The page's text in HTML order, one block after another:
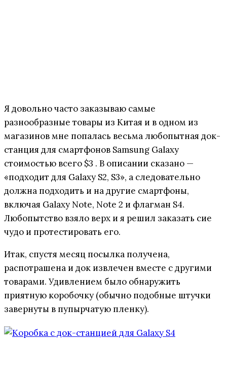
Я довольно часто заказываю самые
разнообразные товары из Китая и в одном из
магазинов мне попалась весьма любопытная док-
станция для смартфонов Samsung Galaxy
стоимостью всего $3 . В описании сказано —
«подходит для Galaxy S2, S3», а следовательно
должна подходить и на другие смартфоны,
включая Galaxy Note, Note 2 и флагман S4.
Любопытство взяло верх и я решил заказать сие
чудо и протестировать его.
Итак, спустя месяц посылка получена,
распотрашена и док извлечен вместе с другими
товарами. Удивлением было обнаружить
приятную коробочку (обычно подобные штучки
завернуты в пупырчатую пленку).